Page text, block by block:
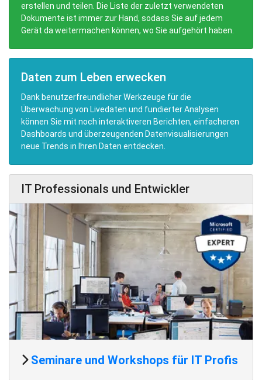
erstellen und teilen. Die Liste der zuletzt verwendeten
Dokumente ist immer zur Hand, sodass Sie auf jedem
Gerät da weitermachen können, wo Sie aufgehört haben.
Daten zum Leben erwecken
Dank benutzerfreundlicher Werkzeuge für die
Überwachung von Livedaten und fundierter Analysen
können Sie mit noch interaktiveren Berichten, einfacheren
Dashboards und überzeugenden Datenvisualisierungen
neue Trends in Ihren Daten entdecken.
IT Professionals und Entwickler
Seminare und Workshops für IT Profis